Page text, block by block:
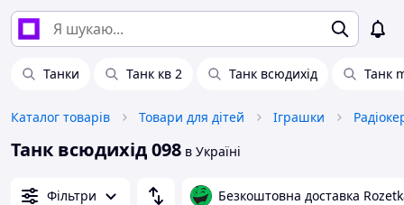
Танки Танк кв 2 Танк всюдихід Танк
Каталог товарів Товари для дітей Іграшки
Танк всюдихід 098 в Україні
Фільтри Безкоштовна доставка